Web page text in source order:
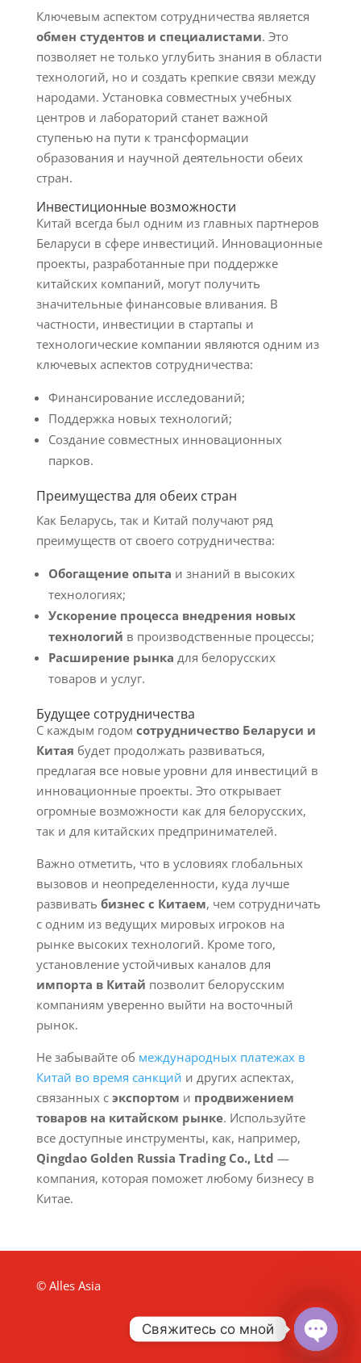
Ключевым аспектом сотрудничества является
обмен студентов и специалистами. Это
позволяет не только углубить знания в области
технологий, но и создать крепкие связи между
народами. Установка совместных учебных
центров и лабораторий станет важной
ступенью на пути к трансформации
образования и научной деятельности обеих
стран.
Инвестиционные возможности
Китай всегда был одним из главных партнеров
Беларуси в сфере инвестиций. Инновационные
проекты, разработанные при поддержке
китайских компаний, могут получить
значительные финансовые вливания. В
частности, инвестиции в стартапы и
технологические компании являются одним из
ключевых аспектов сотрудничества:
Финансирование исследований;
Поддержка новых технологий;
Создание совместных инновационных
парков.
Преимущества для обеих стран
Как Беларусь, так и Китай получают ряд
преимуществ от своего сотрудничества:
Обогащение опыта и знаний в высоких
технологиях;
Ускорение процесса внедрения новых
технологий в производственные процессы;
Расширение рынка для белорусских
товаров и услуг.
Будущее сотрудничества
С каждым годом сотрудничество Беларуси и
Китая будет продолжать развиваться,
предлагая все новые уровни для инвестиций в
инновационные проекты. Это открывает
огромные возможности как для белорусских,
так и для китайских предпринимателей.
Важно отметить, что в условиях глобальных
вызовов и неопределенности, куда лучше
развивать бизнес с Китаем, чем сотрудничать
с одним из ведущих мировых игроков на
рынке высоких технологий. Кроме того,
установление устойчивых каналов для
импорта в Китай позволит белорусским
компаниям уверенно выйти на восточный
рынок.
Не забывайте об международных платежах в
Китай во время санкций и других аспектах,
связанных с экспортом и продвижением
товаров на китайском рынке. Используйте
все доступные инструменты, как, например,
Qingdao Golden Russia Trading Co., Ltd —
компания, которая поможет любому бизнесу в
Китае.
© Alles Asia
Свяжитесь со мной